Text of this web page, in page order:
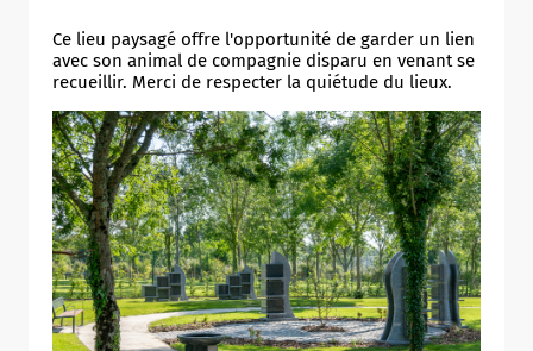
Ce lieu paysagé offre l'opportunité de garder un lien
avec son animal de compagnie disparu en venant se
recueillir. Merci de respecter la quiétude du lieux.